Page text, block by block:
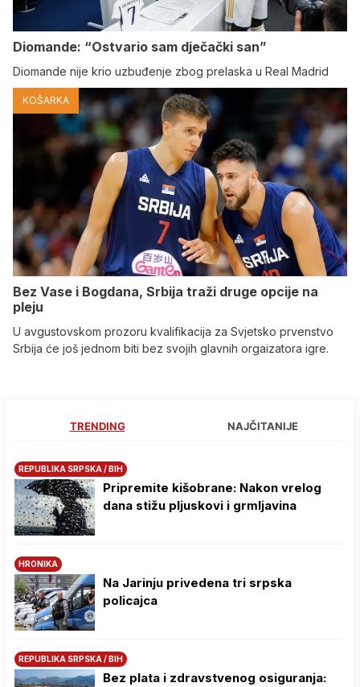
Diomande: “Ostvario sam dječački san”
Diomande nije krio uzbuđenje zbog prelaska u Real Madrid
KOŠARKA
Bez Vase i Bogdana, Srbija traži druge opcije na
pleju
U avgustovskom prozoru kvalifikacija za Svjetsko prvenstvo
Srbija će još jednom biti bez svojih glavnih orgaizatora igre.
TRENDING NAJČITANIJE
REPUBLIKA SRPSKA / BIH
Pripremite kišobrane: Nakon vrelog
dana stižu pljuskovi i grmljavina
HRONIKA
Na Јarinju privedena tri srpska
policajca
REPUBLIKA SRPSKA / BIH
Bez plata i zdravstvenog osiguranja: